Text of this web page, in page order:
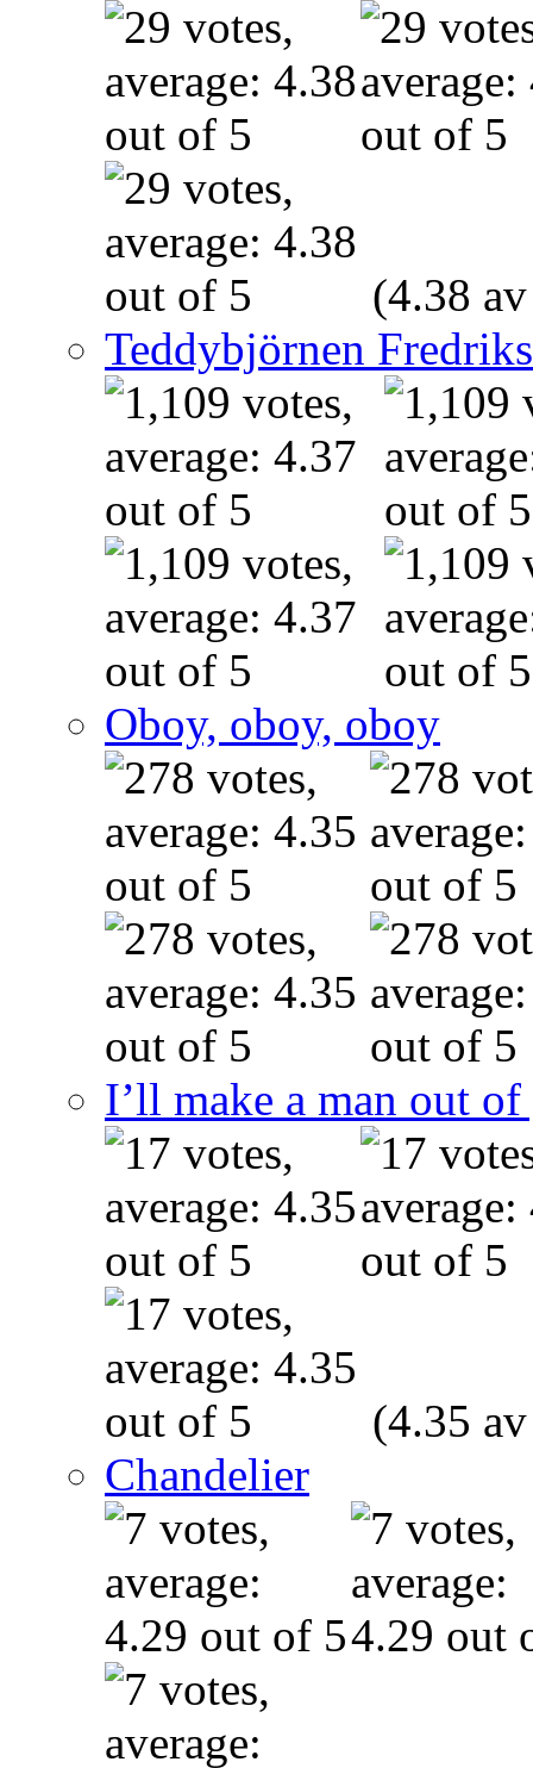
(4.38
Teddybjörnen
Oboy, oboy, oboy
I’ll make a man out
(4.35
Chandelier